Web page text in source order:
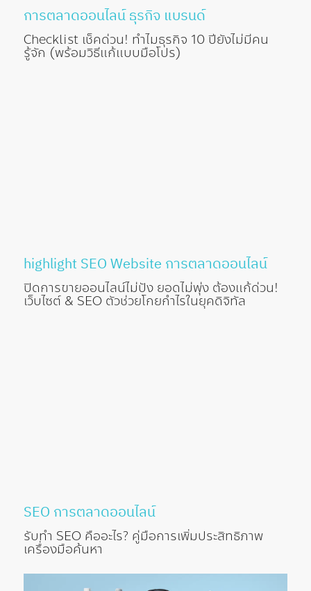
การตลาดออนไลน์ ธุรกิจ แบรนด์
Checklist เช็คด่วน! ทำไมธุรกิจ 10 ปียังไม่มีคน
รู้จัก (พร้อมวิธีแก้แบบมือโปร)
highlight SEO Website การตลาดออนไลน์
ปิดการขายออนไลน์ไม่ปัง ยอดไม่พุ่ง ต้องแก้ด่วน!
เว็บไซต์ & SEO ตัวช่วยโกยกำไรในยุคดิจิทัล
SEO การตลาดออนไลน์
รับทำ SEO คืออะไร? คู่มือการเพิ่มประสิทธิภาพ
เครื่องมือค้นหา